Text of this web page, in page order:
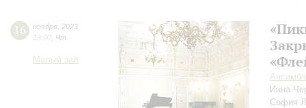
16 ноября 2023
19:00 Чт
Малый зал
Инна
София